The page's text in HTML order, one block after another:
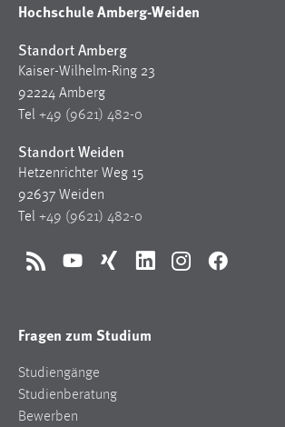
Hochschule Amberg-Weiden
Standort Amberg
Kaiser-Wilhelm-Ring 23
92224 Amberg
Tel +49 (9621) 482-0
Standort Weiden
Hetzenrichter Weg 15
92637 Weiden
Tel +49 (9621) 482-0
RSS YouTubeXing LinkedInInstagramFacebook
Fragen zum Studium
Studiengänge
Studienberatung
Bewerben